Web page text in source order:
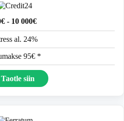
- 10 000€
al. 24%
95€ *
siin